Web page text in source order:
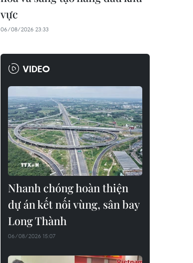
vực
06/08/2026 23:33
VIDEO
Nhanh chóng hoàn thiện
dự án kết nối vùng, sân bay
Long Thành
06/08/2026 15:07